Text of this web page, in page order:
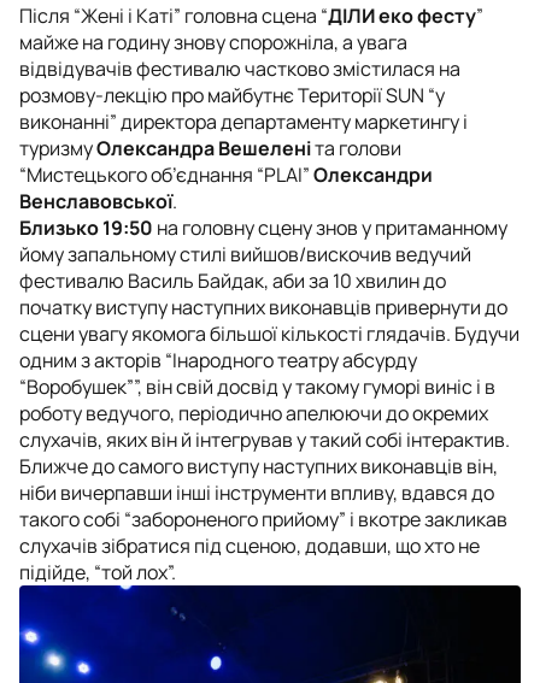
Після “Жені і Каті” головна сцена “ДІЛИ еко фесту”
майже на годину знову спорожніла, а увага
відвідувачів фестивалю частково змістилася на
розмову-лекцію про майбутнє Території SUN “у
виконанні” директора департаменту маркетингу і
туризмуОлександра Вешеленіта голови
“Мистецького об’єднання “PLAI”Олександри
Венславовської.
Близько 19:50 на головну сцену знов у притаманному
йому запальному стилі вийшов/вискочив ведучий
фестивалю Василь Байдак, аби за 10 хвилин до
початку виступу наступних виконавців привернути до
сцени увагу якомога більшої кількості глядачів. Будучи
одним з акторів “Інародного театру абсурду
“Воробушек””, він свій досвід у такому гуморі виніс і в
роботу ведучого, періодично апелюючи до окремих
слухачів, яких він й інтегрував у такий собі інтерактив.
Ближче до самого виступу наступних виконавців він,
ніби вичерпавши інші інструменти впливу, вдався до
такого собі “забороненого прийому” і вкотре закликав
слухачів зібратися під сценою, додавши, що хто не
підійде, “той лох”.